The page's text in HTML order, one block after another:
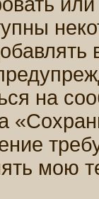
на
мою